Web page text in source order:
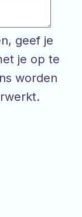
geef je
je op te
worden